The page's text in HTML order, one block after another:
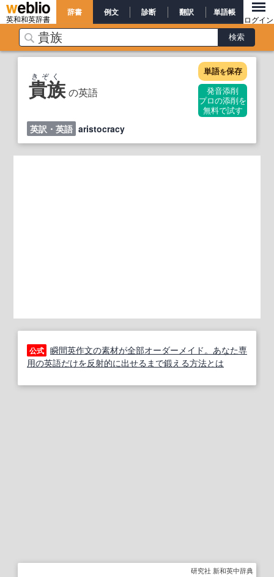
英和和英辞書
辞書 例文 診断 翻訳 単語帳
ログイン
貴族 の英語
きぞく 単語を保存
発音添削
プロの添削を
無料で試す
英訳・英語 aristocracy
公式 瞬間英作文の素材が全部オーダーメイド。あなた専
用の英語だけを反射的に出せるまで鍛える方法とは
研究社 新和英中辞典